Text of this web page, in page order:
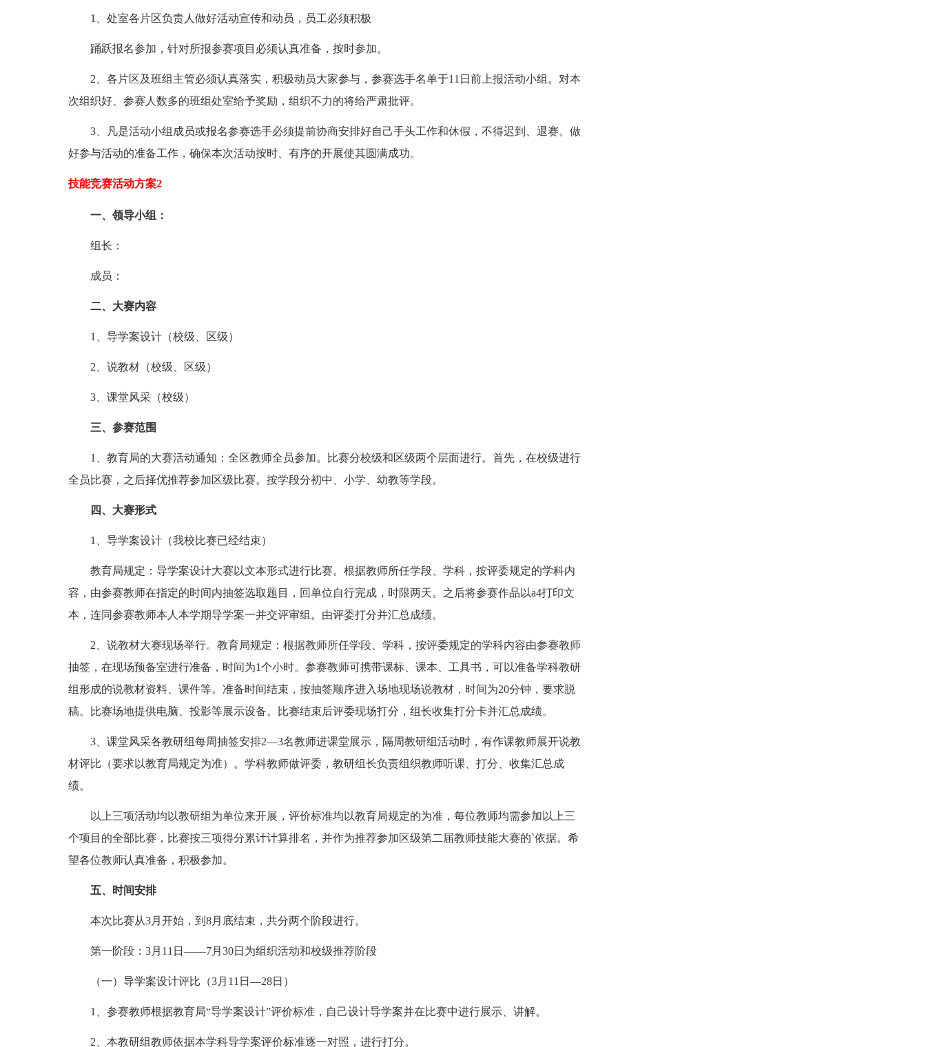
1、处室各片区负责人做好活动宣传和动员，员工必须积极
踊跃报名参加，针对所报参赛项目必须认真准备，按时参加。
2、各片区及班组主管必须认真落实，积极动员大家参与，参赛选手名单于11日前上报活动小组。对本
次组织好、参赛人数多的班组处室给予奖励，组织不力的将给严肃批评。
3、凡是活动小组成员或报名参赛选手必须提前协商安排好自己手头工作和休假，不得迟到、退赛。做
好参与活动的准备工作，确保本次活动按时、有序的开展使其圆满成功。
技能竞赛活动方案2
一、领导小组：
组长：
成员：
二、大赛内容
1、导学案设计（校级、区级）
2、说教材（校级、区级）
3、课堂风采（校级）
三、参赛范围
1、教育局的大赛活动通知：全区教师全员参加。比赛分校级和区级两个层面进行。首先，在校级进行
全员比赛，之后择优推荐参加区级比赛。按学段分初中、小学、幼教等学段。
四、大赛形式
1、导学案设计（我校比赛已经结束）
教育局规定：导学案设计大赛以文本形式进行比赛。根据教师所任学段、学科，按评委规定的学科内
容，由参赛教师在指定的时间内抽签选取题目，回单位自行完成，时限两天。之后将参赛作品以a4打印文
本，连同参赛教师本人本学期导学案一并交评审组。由评委打分并汇总成绩。
2、说教材大赛现场举行。教育局规定：根据教师所任学段、学科，按评委规定的学科内容由参赛教师
抽签，在现场预备室进行准备，时间为1个小时。参赛教师可携带课标、课本、工具书，可以准备学科教研
组形成的说教材资料、课件等。准备时间结束，按抽签顺序进入场地现场说教材，时间为20分钟，要求脱
稿。比赛场地提供电脑、投影等展示设备。比赛结束后评委现场打分，组长收集打分卡并汇总成绩。
3、课堂风采各教研组每周抽签安排2—3名教师进课堂展示，隔周教研组活动时，有作课教师展开说教
材评比（要求以教育局规定为准）。学科教师做评委，教研组长负责组织教师听课、打分、收集汇总成
绩。
以上三项活动均以教研组为单位来开展，评价标准均以教育局规定的为准，每位教师均需参加以上三
个项目的全部比赛，比赛按三项得分累计计算排名，并作为推荐参加区级第二届教师技能大赛的`依据。希
望各位教师认真准备，积极参加。
五、时间安排
本次比赛从3月开始，到8月底结束，共分两个阶段进行。
第一阶段：3月11日——7月30日为组织活动和校级推荐阶段
（一）导学案设计评比（3月11日—28日）
1、参赛教师根据教育局“导学案设计”评价标准，自己设计导学案并在比赛中进行展示、讲解。
2、本教研组教师依据本学科导学案评价标准逐一对照，进行打分。